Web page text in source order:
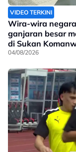
VIDEO TERKINI
Wira-wira
ganjaran besar
di Sukan
04/08/2026